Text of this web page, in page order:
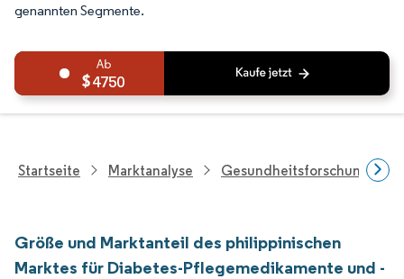
genannten Segmente.
4750
Startseite Marktanalyse Gesundheitsforschung
Größe und Marktanteil des philippinischen
Marktes für Diabetes-Pflegemedikamente und -